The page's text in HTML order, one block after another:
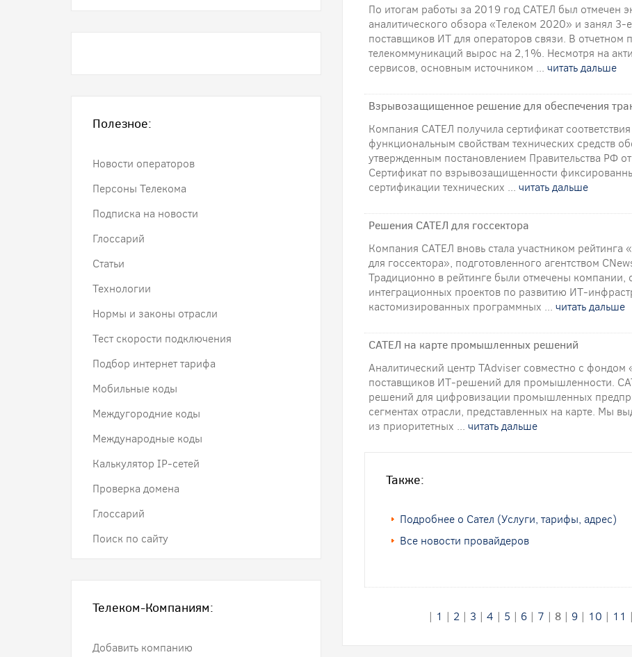
По итогам работы за 2019 год САТЕЛ был отмечен
аналитического обзора «Телеком 2020» и занял 3-
поставщиков ИТ для операторов связи. В
телекоммуникаций вырос на 2,1%. Несмотря на
сервисов, основным источником ... читать дальше
Взрывозащищенное решение для обеспечения
Компания САТЕЛ получила сертификат
функциональным свойствам технических средств
утвержденным постановлением Правительства РФ
Сертификат по взрывозащищенности
сертификации технических ... читать дальше
Решения САТЕЛ для госсектора
Компания САТЕЛ вновь стала участником
для госсектора», подготовленного агентством
Традиционно в рейтинге были отмечены
интеграционных проектов по развитию ИТ-
кастомизированных программных ... читать дальше
САТЕЛ на карте промышленных решений
Аналитический центр TAdviser совместно с
поставщиков ИТ-решений для промышленности.
решений для цифровизации промышленных
сегментах отрасли, представленных на карте. Мы
из приоритетных ... читать дальше
Также:
Подробнее о Сател (Услуги, тарифы, адрес)
Все новости провайдеров
| 1 | 2 | 3 | 4 | 5 | 6 | 7 | 8 | 9 | 10 | 11 |
Полезное:
Новости операторов
Персоны Телекома
Подписка на новости
Глоссарий
Статьи
Технологии
Нормы и законы отрасли
Тест скорости подключения
Подбор интернет тарифа
Мобильные коды
Междугородние коды
Международные коды
Калькулятор IP-сетей
Проверка домена
Глоссарий
Поиск по сайту
Телеком-Компаниям:
Добавить компанию